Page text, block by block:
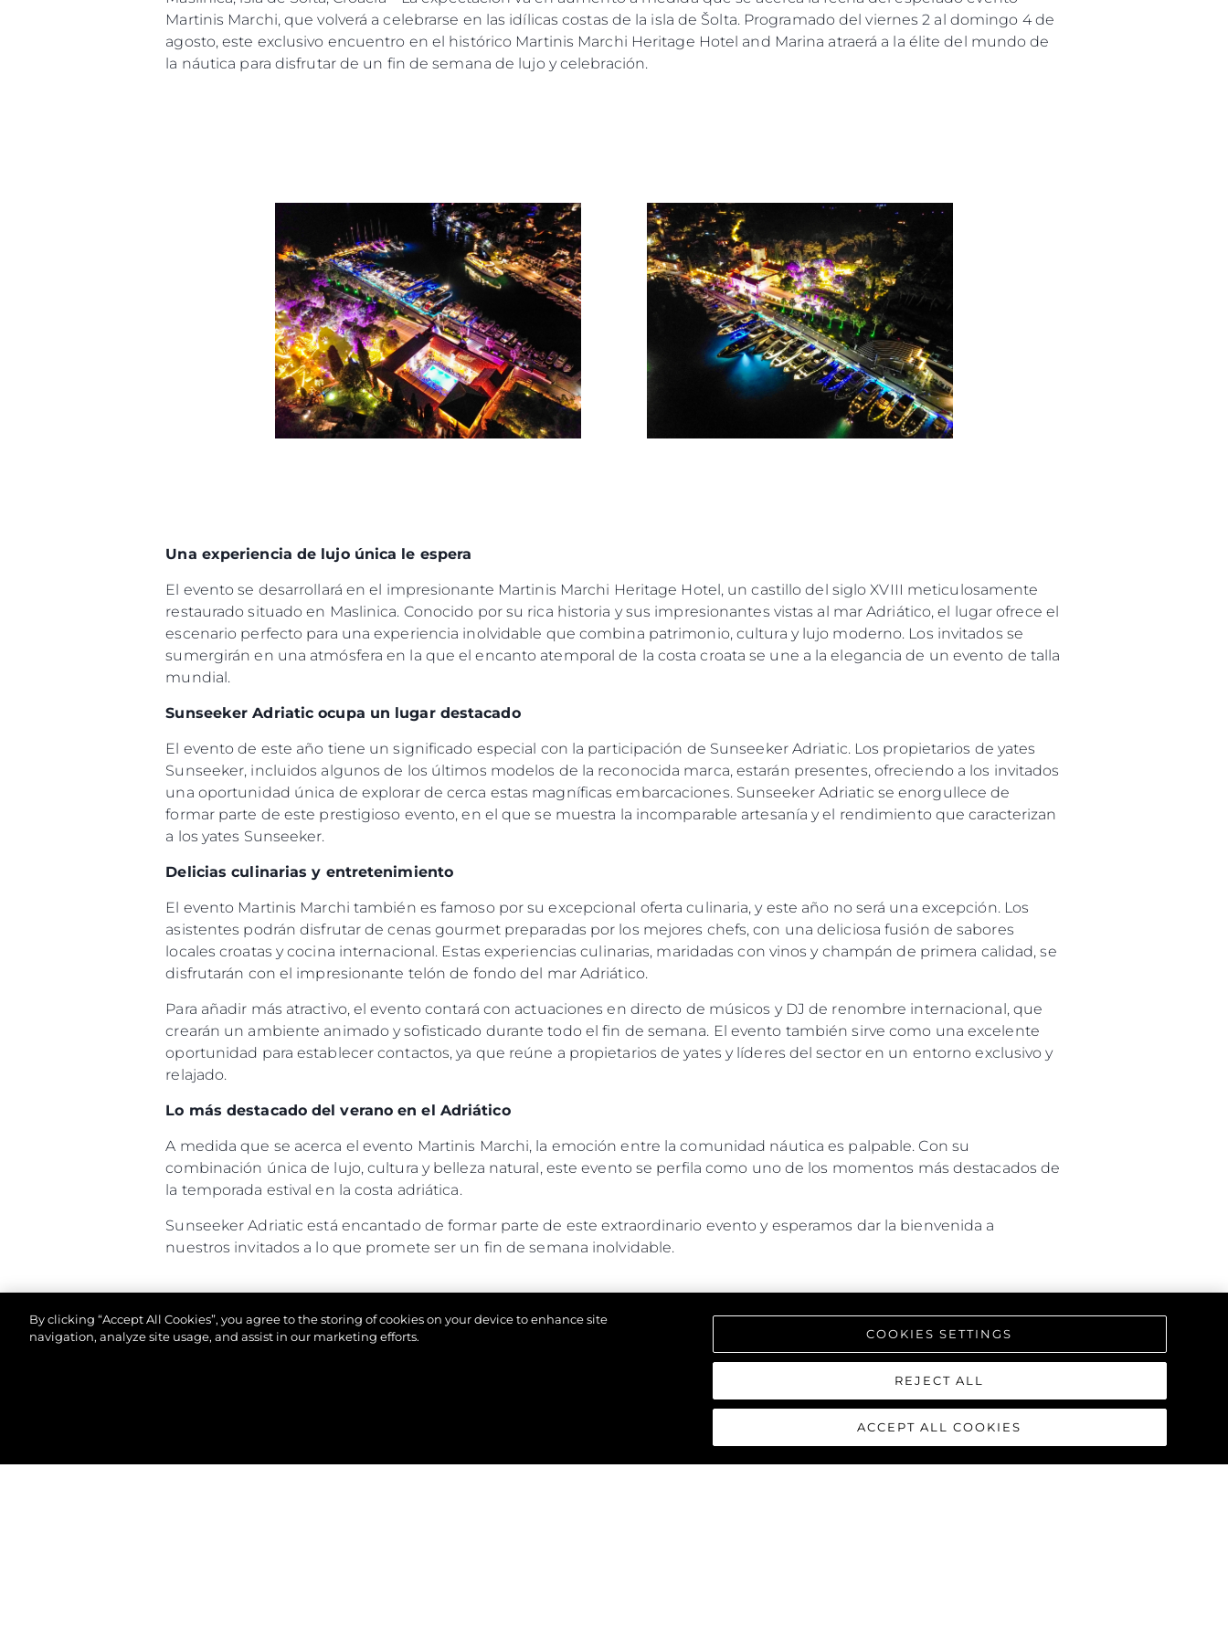
Martinis Marchi, que volverá a celebrarse en las idílicas costas de la isla de Šolta. Programado del viernes 2 al domingo 4 de
agosto, este exclusivo encuentro en el histórico Martinis Marchi Heritage Hotel and Marina atraerá a la élite del mundo de
la náutica para disfrutar de un fin de semana de lujo y celebración.
Una experiencia de lujo única le espera
El evento se desarrollará en el impresionante Martinis Marchi Heritage Hotel, un castillo del siglo XVIII meticulosamente
restaurado situado en Maslinica. Conocido por su rica historia y sus impresionantes vistas al mar Adriático, el lugar ofrece el
escenario perfecto para una experiencia inolvidable que combina patrimonio, cultura y lujo moderno. Los invitados se
sumergirán en una atmósfera en la que el encanto atemporal de la costa croata se une a la elegancia de un evento de talla
mundial.
Sunseeker Adriatic ocupa un lugar destacado
El evento de este año tiene un significado especial con la participación de Sunseeker Adriatic. Los propietarios de yates
Sunseeker, incluidos algunos de los últimos modelos de la reconocida marca, estarán presentes, ofreciendo a los invitados
una oportunidad única de explorar de cerca estas magníficas embarcaciones. Sunseeker Adriatic se enorgullece de
formar parte de este prestigioso evento, en el que se muestra la incomparable artesanía y el rendimiento que caracterizan
a los yates Sunseeker.
Delicias culinarias y entretenimiento
El evento Martinis Marchi también es famoso por su excepcional oferta culinaria, y este año no será una excepción. Los
asistentes podrán disfrutar de cenas gourmet preparadas por los mejores chefs, con una deliciosa fusión de sabores
locales croatas y cocina internacional. Estas experiencias culinarias, maridadas con vinos y champán de primera calidad, se
disfrutarán con el impresionante telón de fondo del mar Adriático.
Para añadir más atractivo, el evento contará con actuaciones en directo de músicos y DJ de renombre internacional, que
crearán un ambiente animado y sofisticado durante todo el fin de semana. El evento también sirve como una excelente
oportunidad para establecer contactos, ya que reúne a propietarios de yates y líderes del sector en un entorno exclusivo y
relajado.
Lo más destacado del verano en el Adriático
A medida que se acerca el evento Martinis Marchi, la emoción entre la comunidad náutica es palpable. Con su
combinación única de lujo, cultura y belleza natural, este evento se perfila como uno de los momentos más destacados de
la temporada estival en la costa adriática.
Sunseeker Adriatic está encantado de formar parte de este extraordinario evento y esperamos dar la bienvenida a
nuestros invitados a lo que promete ser un fin de semana inolvidable.
By clicking “Accept All Cookies”, you agree to the storing of cookies on your device to enhance site
navigation, analyze site usage, and assist in our marketing efforts.
COOKIES SETTINGS
REJECT ALL
ACCEPT ALL COOKIES